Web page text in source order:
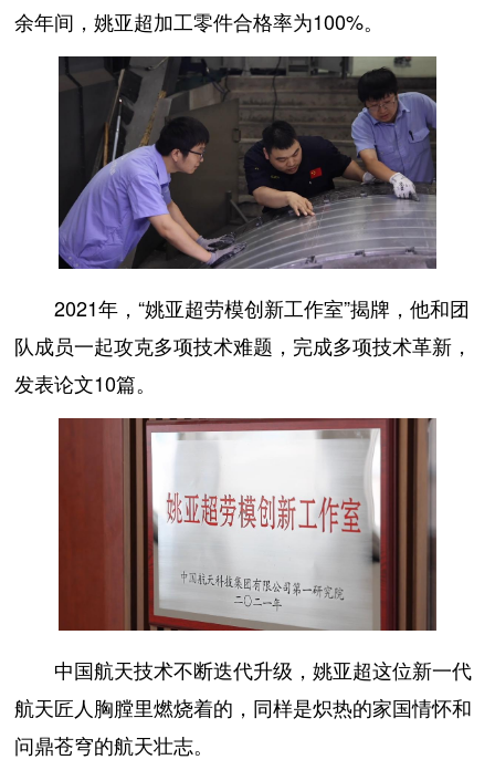
余年间，姚亚超加工零件合格率为100%。
2021年，“姚亚超劳模创新工作室”揭牌，他和团
队成员一起攻克多项技术难题，完成多项技术革新，
发表论文10篇。
中国航天技术不断迭代升级，姚亚超这位新一代
航天匠人胸膛里燃烧着的，同样是炽热的家国情怀和
问鼎苍穹的航天壮志。